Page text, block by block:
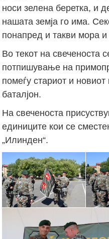
носи зелена беретка, и
нашата земја го има.
понапред и такви мора
Во текот на свеченоста
потпишување на
помеѓу стариот и
баталјон.
На свеченоста
единиците кои се
„Илинден“.